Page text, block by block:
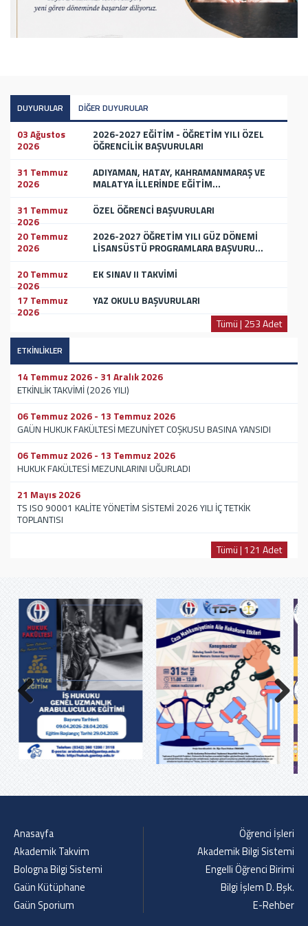
katılımıyla hazırlık ve koordinasyon toplantısı
DUYURULAR DİĞER DUYURULAR
03 Ağustos
2026
2026-2027 EĞİTİM - ÖĞRETİM YILI ÖZEL
ÖĞRENCİLİK BAŞVURULARI
31 Temmuz
2026
ADIYAMAN, HATAY, KAHRAMANMARAŞ VE
MALATYA İLLERİNDE EĞİTİM...
31 Temmuz
2026
ÖZEL ÖĞRENCİ BAŞVURULARI
20 Temmuz
2026
2026-2027 ÖĞRETİM YILI GÜZ DÖNEMİ
LİSANSÜSTÜ PROGRAMLARA BAŞVURU...
20 Temmuz
2026
EK SINAV II TAKVİMİ
17 Temmuz
2026
YAZ OKULU BAŞVURULARI
Tümü | 253 Adet
ETKİNLİKLER
14 Temmuz 2026 - 31 Aralık 2026
ETKİNLİK TAKVİMİ (2026 YILI)
06 Temmuz 2026 - 13 Temmuz 2026
GAÜN HUKUK FAKÜLTESİ MEZUNİYET COŞKUSU BASINA YANSIDI
06 Temmuz 2026 - 13 Temmuz 2026
HUKUK FAKÜLTESİ MEZUNLARINI UĞURLADI
21 Mayıs 2026
TS ISO 90001 KALİTE YÖNETİM SİSTEMİ 2026 YILI İÇ TETKİK
TOPLANTISI
Tümü | 121 Adet
Previous
Anasayfa
Akademik Takvim
Bologna Bilgi Sistemi
Gaün Kütüphane
Gaün Sporium
Öğrenci İşleri
Akademik Bilgi Sistemi
Engelli Öğrenci Birimi
Bilgi İşlem D. Bşk.
E-Rehber